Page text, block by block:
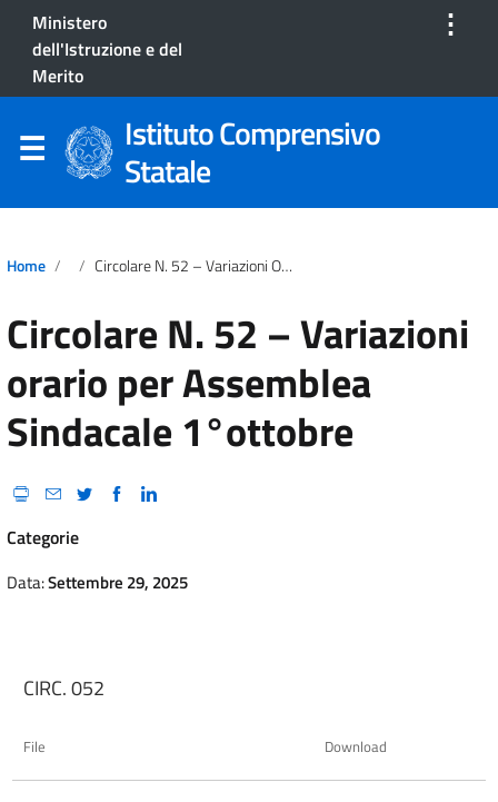
Ministero
dell'Istruzione e del
Merito
⋮
Istituto Comprensivo
Statale
Home Circolare N. 52 – Variazioni Orario Per Assemblea Sindacale 1°ottobre
Circolare N. 52 – Variazioni
orario per Assemblea
Sindacale 1°ottobre
Categorie
Data:Settembre 29, 2025
CIRC. 052
File Download